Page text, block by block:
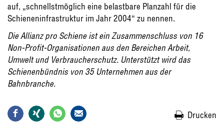
auf, „schnellstmöglich eine belastbare Planzahl für die
Schieneninfrastruktur im Jahr 2004“ zu nennen.
Die Allianz pro Schiene ist ein Zusammenschluss von 16
Non-Profit-Organisationen aus den Bereichen Arbeit,
Umwelt und Verbraucherschutz. Unterstützt wird das
Schienenbündnis von 35 Unternehmen aus der
Bahnbranche.
Drucken